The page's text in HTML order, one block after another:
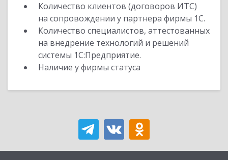
Количество клиентов (договоров ИТС)
на сопровождении у партнера фирмы 1С.
Количество специалистов, аттестованных
на внедрение технологий и решений
системы 1С:Предприятие.
Наличие у фирмы статуса